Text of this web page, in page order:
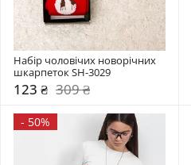
Набір чоловічих новорічних
шкарпеток SH-3029
123 ₴ 309 ₴
- 50%